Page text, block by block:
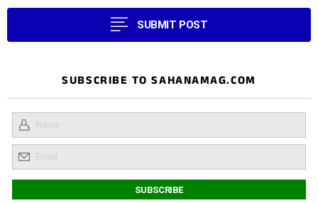
SUBMIT POST
SUBSCRIBE TO SAHANAMAG.COM